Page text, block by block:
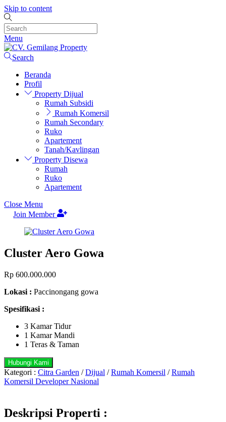
Skip to content
Menu
Search
Beranda
Profil
Property Dijual
Rumah Subsidi
Rumah Komersil
Rumah Secondary
Ruko
Apartement
Tanah/Kavlingan
Property Disewa
Rumah
Ruko
Apartement
Close Menu
Join Member
Cluster Aero Gowa
Rp 600.000.000
Lokasi : Paccinongang gowa
Spesifikasi :
3 Kamar Tidur
1 Kamar Mandi
1 Teras & Taman
Hubungi Kami
Kategori : Citra Garden /Dijual /Rumah Komersil /Rumah
Komersil Developer Nasional
Deskripsi Properti :